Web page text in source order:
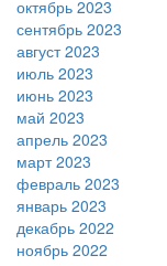
октябрь 2023
сентябрь 2023
август 2023
июль 2023
июнь 2023
май 2023
апрель 2023
март 2023
февраль 2023
январь 2023
декабрь 2022
ноябрь 2022